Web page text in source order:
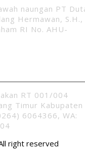
naungan PT
Hermawan, S.H.,
RI No. AHU-
RT 001/004
Timur Kabupaten
6064366, WA:
right reserved